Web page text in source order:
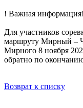
! Важная информация!
Для участников
маршруту Мирный –
Мирного 8 ноября
обратно по
Возврат к списку